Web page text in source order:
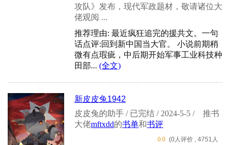
攻队》发布，现代军政题材，敬请诸位大
佬观阅 ...
推荐理由: 最近疯狂追完的援共文。一句
话点评:回到新中国当大官。 小说前期稍
微有点瑕疵，中后期开始军事工业科技种
田部... (全文)
新皮皮兔1942
皮皮兔的助手 / 已完结 / 2024-5-5 /
推书
大佬mftxdd的书单和书评
0.0 (0人评价 , 4751人